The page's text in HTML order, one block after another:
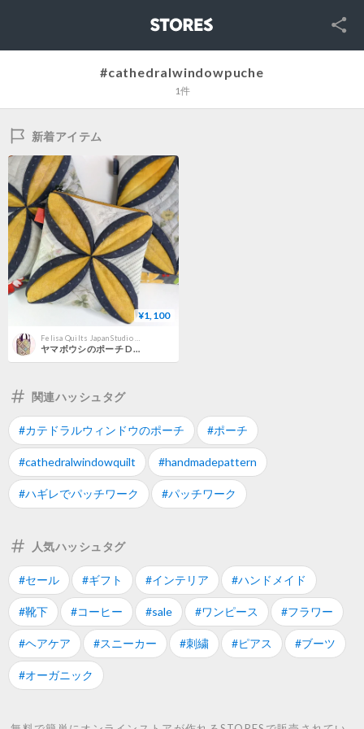
SNS
#cathedralwindowpuche
1件
新着アイテム
¥1,100
ヤマボウシのポーチ Dogwood pouch
関連ハッシュタグ
#カテドラルウィンドウのポーチ #ポーチ
#cathedralwindowquilt #handmadepattern
#ハギレでパッチワーク #パッチワーク
人気ハッシュタグ
#セール #ギフト #インテリア #ハンドメイド
#靴下 #コーヒー #sale #ワンピース #フラワー
#ヘアケア #スニーカー #刺繍 #ピアス #ブーツ
#オーガニック